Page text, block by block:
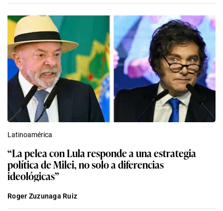
Latinoamérica
“La pelea con Lula responde a una estrategia
política de Milei, no solo a diferencias
ideológicas”
Roger Zuzunaga Ruiz